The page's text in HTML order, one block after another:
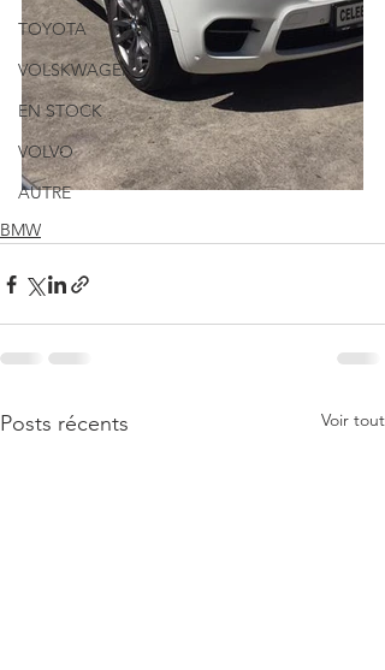
TOYOTA
VOLSKWAGEN
EN STOCK
VOLVO
AUTRE
BMW
Posts récents Voir tout